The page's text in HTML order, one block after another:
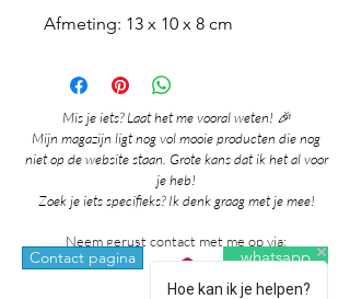
Afmeting: 13 x 10 x 8 cm
Mis je iets? Laat het me vooral weten! 🎉
Mijn magazijn ligt nog vol mooie producten die nog
niet op de website staan. Grote kans dat ik het al voor
je heb!
Zoek je iets specifieks? Ik denk graag met je mee!
Neem gerust contact met me op via:
Contact pagina whatsapp
Hoe kan ik je helpen?